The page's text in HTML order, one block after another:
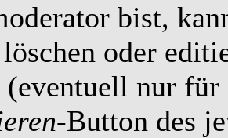
bist,
oder
(eventuell nur
-Button des